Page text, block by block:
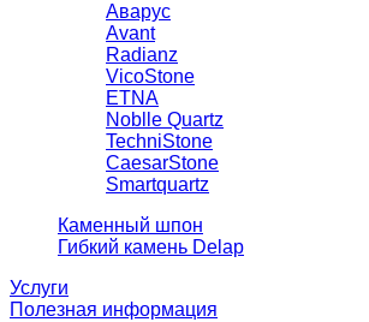
Аварус
Avant
Radianz
VicoStone
ETNA
Noblle Quartz
TechniStone
CaesarStone
Smartquartz
Каменный шпон
Гибкий камень Delap
Услуги
Полезная информация